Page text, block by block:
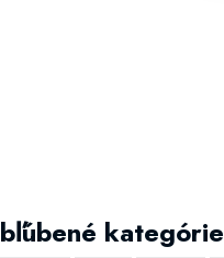
kategórie